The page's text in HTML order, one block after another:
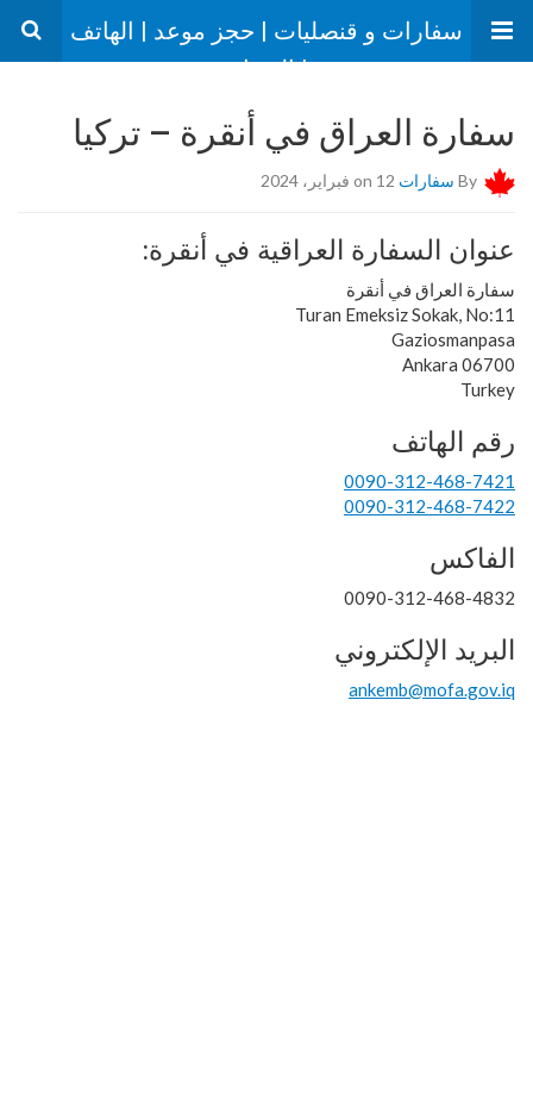
سفارات و قنصليات | حجز موعد | الهاتف
| العنوان
سفارة العراق في أنقرة – تركيا
By سفارات
عنوان السفارة العراقية في أنقرة:
سفارة العراق في أنقرة
Turan Emeksiz Sokak, No:11
Gaziosmanpasa
06700 Ankara
Turkey
رقم الهاتف
0090-312-468-7421
0090-312-468-7422
الفاكس
0090-312-468-4832
البريد الإلكتروني
ankemb@mofa.gov.iq